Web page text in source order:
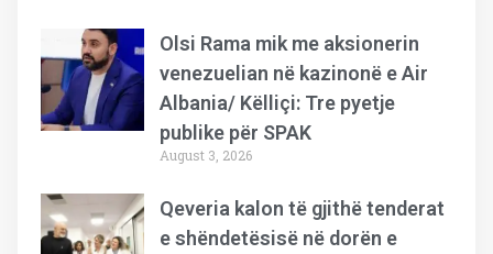
Olsi Rama mik me aksionerin
venezuelian në kazinonë e Air
Albania/ Këlliçi: Tre pyetje
publike për SPAK
August 3, 2026
Qeveria kalon të gjithë tenderat
e shëndetësisë në dorën e